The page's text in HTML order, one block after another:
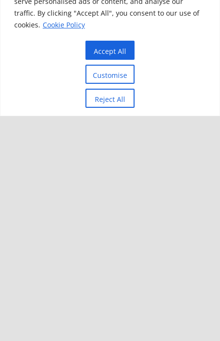
traffic. By clicking "Accept All", you consent to our use of
cookies. Cookie Policy
Customise
Reject All
Accept All
HILO ENCINTADO